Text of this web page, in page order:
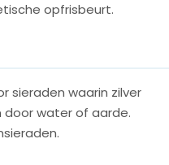
opfrisbeurt.
sieraden waarin zilver
door water of aarde.